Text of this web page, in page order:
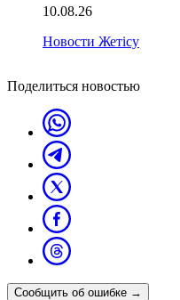
10.08.26
Новости Жетісу
Поделиться новостью
Сообщить об ошибке →